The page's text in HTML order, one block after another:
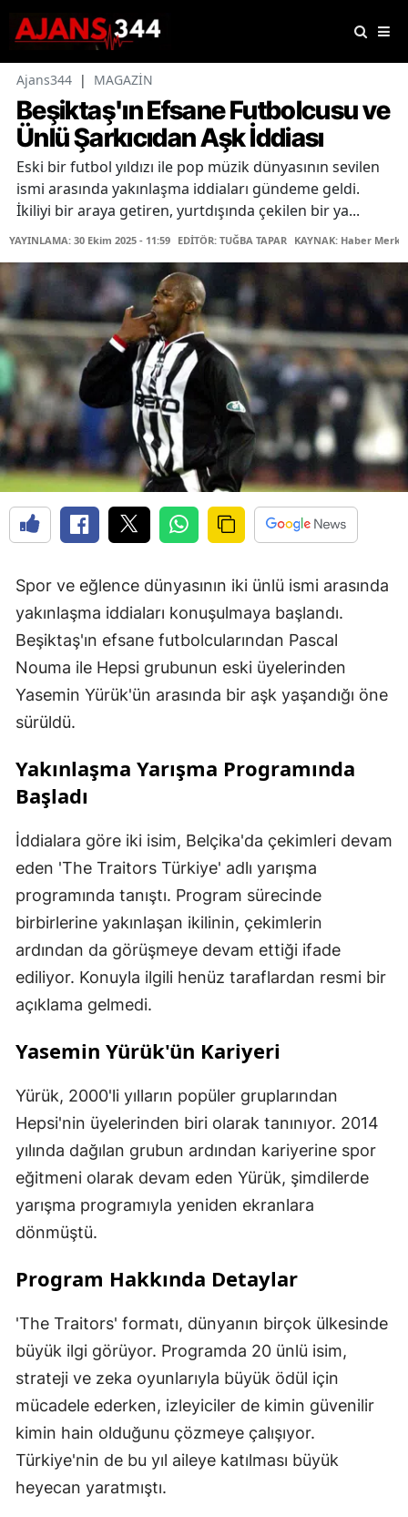
Ajans344 | MAGAZİN
Beşiktaş'ın Efsane Futbolcusu ve
Ünlü Şarkıcıdan Aşk İddiası
Eski bir futbol yıldızı ile pop müzik dünyasının sevilen
ismi arasında yakınlaşma iddiaları gündeme geldi.
İkiliyi bir araya getiren, yurtdışında çekilen bir ya...
YAYINLAMA: 30 Ekim 2025 - 11:59 EDİTÖR: TUĞBA TAPAR KAYNAK: Haber
Spor ve eğlence dünyasının iki ünlü ismi arasında
yakınlaşma iddiaları konuşulmaya başlandı.
Beşiktaş'ın efsane futbolcularından Pascal
Nouma ile Hepsi grubunun eski üyelerinden
Yasemin Yürük'ün arasında bir aşk yaşandığı öne
sürüldü.
Yakınlaşma Yarışma Programında
Başladı
İddialara göre iki isim, Belçika'da çekimleri devam
eden 'The Traitors Türkiye' adlı yarışma
programında tanıştı. Program sürecinde
birbirlerine yakınlaşan ikilinin, çekimlerin
ardından da görüşmeye devam ettiği ifade
ediliyor. Konuyla ilgili henüz taraflardan resmi bir
açıklama gelmedi.
Yasemin Yürük'ün Kariyeri
Yürük, 2000'li yılların popüler gruplarından
Hepsi'nin üyelerinden biri olarak tanınıyor. 2014
yılında dağılan grubun ardından kariyerine spor
eğitmeni olarak devam eden Yürük, şimdilerde
yarışma programıyla yeniden ekranlara
dönmüştü.
Program Hakkında Detaylar
'The Traitors' formatı, dünyanın birçok ülkesinde
büyük ilgi görüyor. Programda 20 ünlü isim,
strateji ve zeka oyunlarıyla büyük ödül için
mücadele ederken, izleyiciler de kimin güvenilir
kimin hain olduğunu çözmeye çalışıyor.
Türkiye'nin de bu yıl aileye katılması büyük
heyecan yaratmıştı.